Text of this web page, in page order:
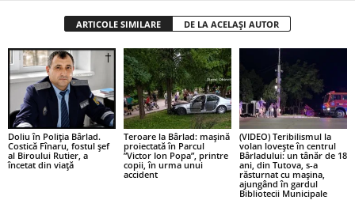
ARTICOLE SIMILARE DE LA ACELAȘI AUTOR
Doliu în Poliția Bârlad.
Costică Fînaru, fostul șef
al Biroului Rutier, a
încetat din viață
Teroare la Bârlad: mașină
proiectată în Parcul
”Victor Ion Popa”, printre
copii, în urma unui
accident
(VIDEO) Teribilismul la
volan lovește în centrul
Bârladului: un tânăr de 18
ani, din Tutova, s-a
răsturnat cu mașina,
ajungând în gardul
Bibliotecii Municipale